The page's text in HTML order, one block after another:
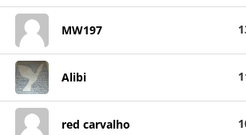
MW197
Alibi
red carvalho